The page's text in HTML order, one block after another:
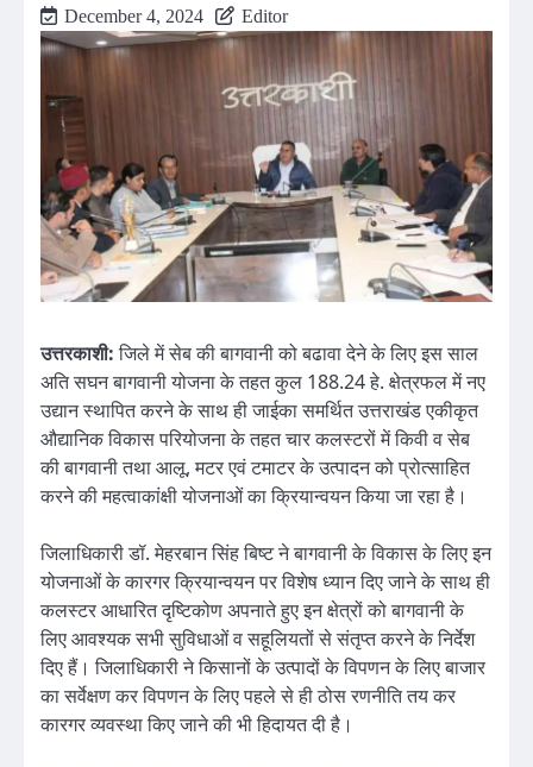
December 4, 2024 Editor
उत्तरकाशी:जिले में सेब की बागवानी को बढावा देने के लिए इस साल
अति सघन बागवानी योजना के तहत कुल 188.24 हे. क्षेत्रफल में नए
उद्यान स्थापित करने के साथ ही जाईका समर्थित उत्तराखंड एकीकृत
औद्यानिक विकास परियोजना के तहत चार कलस्टरों में किवी व सेब
की बागवानी तथा आलू, मटर एवं टमाटर के उत्पादन को प्रोत्साहित
करने की महत्वाकांक्षी योजनाओं का क्रियान्वयन किया जा रहा है।
जिलाधिकारी डॉ. मेहरबान सिंह बिष्ट ने बागवानी के विकास के लिए इन
योजनाओं के कारगर क्रियान्वयन पर विशेष ध्यान दिए जाने के साथ ही
कलस्टर आधारित दृष्टिकोण अपनाते हुए इन क्षेत्रों को बागवानी के
लिए आवश्यक सभी सुविधाओं व सहूलियतों से संतृप्त करने के निर्देश
दिए हैं। जिलाधिकारी ने किसानों के उत्पादों के विपणन के लिए बाजार
का सर्वेक्षण कर विपणन के लिए पहले से ही ठोस रणनीति तय कर
कारगर व्यवस्था किए जाने की भी हिदायत दी है।